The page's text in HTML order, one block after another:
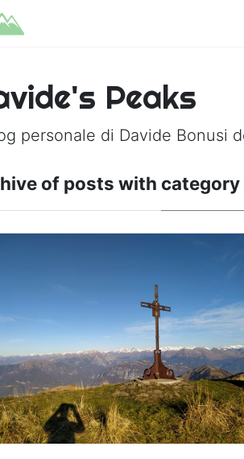
Peaks
personale di Davide Bonusi
of posts with category